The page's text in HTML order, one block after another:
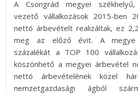
A Csongrád megyei
vezető vállalkozások 2015-ben
nettó árbevételt realizáltak, ez
meg az előző évit. A megye
százalékát a TOP 100
köszönhető a megyei árbevétel
nettó árbevételének közel
nemzetgazdasági ágból